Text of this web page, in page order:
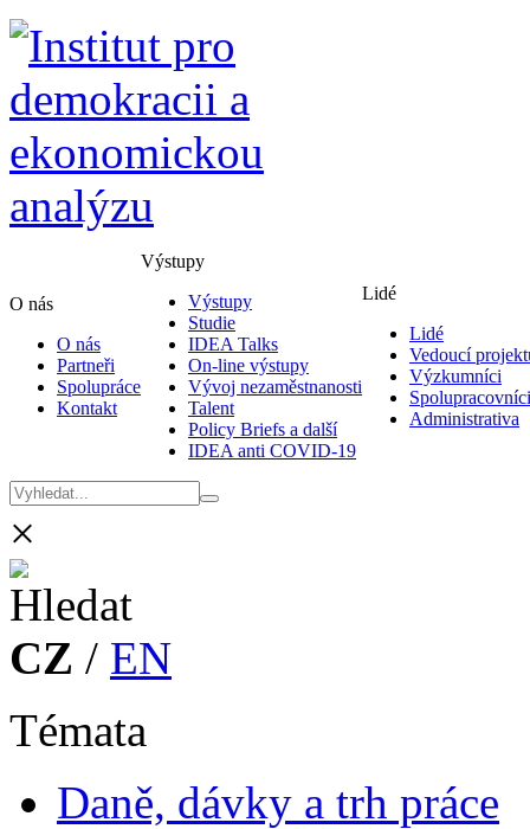
O nás
O nás
Partneři
Spolupráce
Kontakt
Výstupy
Výstupy
Studie
IDEA Talks
On-line výstupy
Vývoj nezaměstnanosti
Talent
Policy Briefs a další
IDEA anti COVID-19
Lidé
Lidé
Vedoucí
Výzkumníci
Spolupracovníci
Administrativa
×
CZ / EN
Témata
Daně, dávky a trh práce